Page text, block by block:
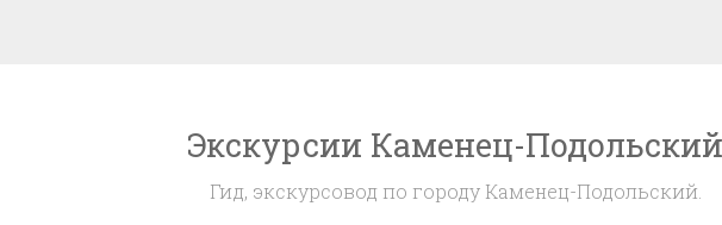
Экскурсии Каменец-Подольский
Гид, экскурсовод по городу Каменец-Подольский.